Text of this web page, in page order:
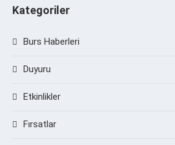
Kategoriler
Burs Haberleri
Duyuru
Etkinlikler
Fırsatlar